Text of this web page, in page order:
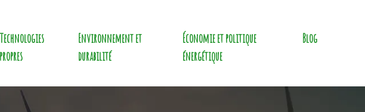
Technologies
propres
Environnement et
durabilité
Économie et politique
énergétique
Blog